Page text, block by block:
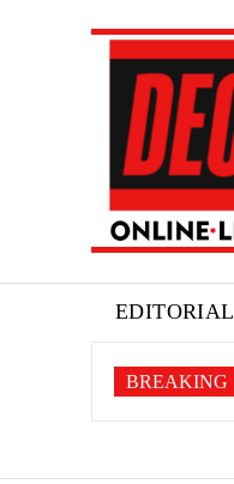
EDITORIAL
BREAKING